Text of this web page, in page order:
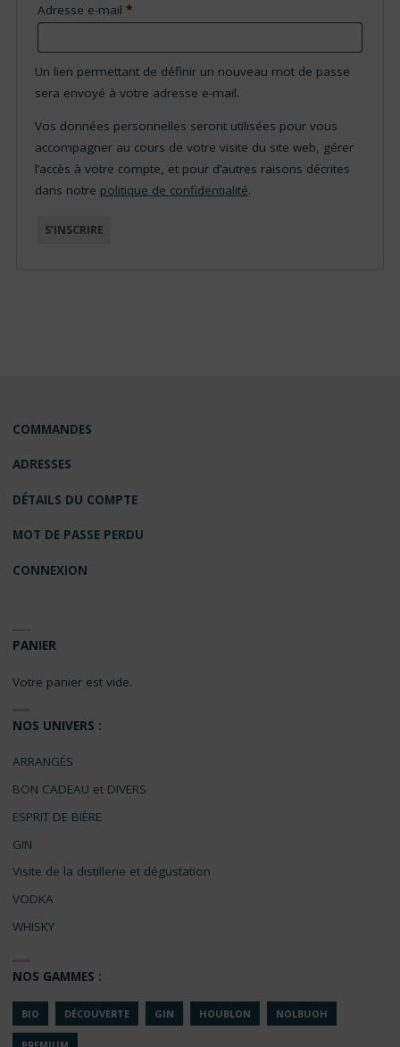
Adresse e-mail *Obligatoire
Un lien permettant de définir un nouveau mot de passe
sera envoyé à votre adresse e-mail.
Vos données personnelles seront utilisées pour vous
accompagner au cours de votre visite du site web, gérer
l’accès à votre compte, et pour d’autres raisons décrites
dans notre politique de confidentialité.
S’INSCRIRE
COMMANDES
ADRESSES
DÉTAILS DU COMPTE
MOT DE PASSE PERDU
CONNEXION
PANIER
Votre panier est vide.
NOS UNIVERS :
ARRANGÉS
BON CADEAU et DIVERS
ESPRIT DE BIÈRE
GIN
Visite de la distillerie et dégustation
VODKA
WHISKY
NOS GAMMES :
BIO DÉCOUVERTE GIN HOUBLON NOLBUOH